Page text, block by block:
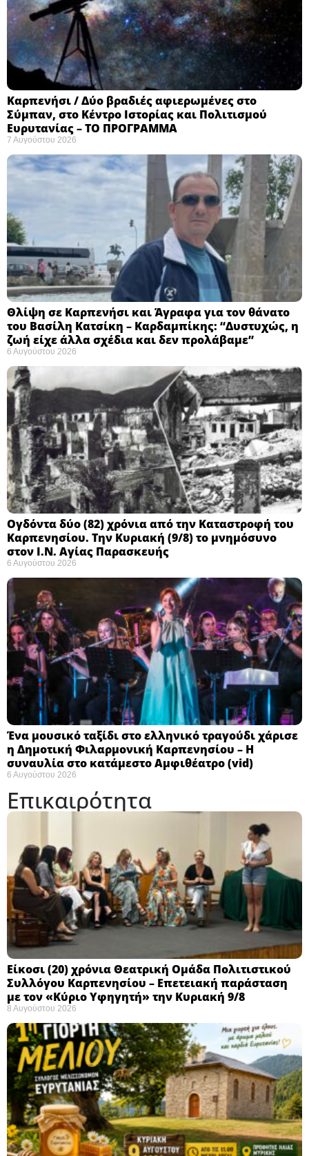
Καρπενήσι / Δύο βραδιές αφιερωμένες στο
Σύμπαν, στο Κέντρο Ιστορίας και Πολιτισμού
Ευρυτανίας – ΤΟ ΠΡΟΓΡΑΜΜΑ
7 Αυγούστου 2026
Θλίψη σε Καρπενήσι και Άγραφα για τον θάνατο
του Βασίλη Κατσίκη – Καρδαμπίκης: “Δυστυχώς, η
ζωή είχε άλλα σχέδια και δεν προλάβαμε”
6 Αυγούστου 2026
Ογδόντα δύο (82) χρόνια από την Καταστροφή του
Καρπενησίου. Την Κυριακή (9/8) το μνημόσυνο
στον Ι.Ν. Αγίας Παρασκευής
6 Αυγούστου 2026
Ένα μουσικό ταξίδι στο ελληνικό τραγούδι χάρισε
η Δημοτική Φιλαρμονική Καρπενησίου – Η
συναυλία στο κατάμεστο Αμφιθέατρο (vid)
6 Αυγούστου 2026
Επικαιρότητα
Eίκοσι (20) χρόνια Θεατρική Ομάδα Πολιτιστικού
Συλλόγου Καρπενησίου – Επετειακή παράσταση
με τον «Κύριο Υφηγητή» την Κυριακή 9/8
8 Αυγούστου 2026